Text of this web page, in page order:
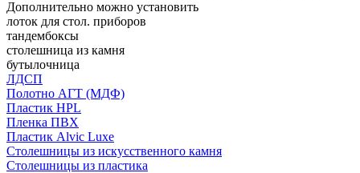
Дополнительно можно установить
лоток для стол. приборов
тандембоксы
столешница из камня
бутылочница
ЛДСП
Полотно АГТ (МДФ)
Пластик HPL
Пленка ПВХ
Пластик Alvic Luxe
Столешницы из искусственного камня
Столешницы из пластика